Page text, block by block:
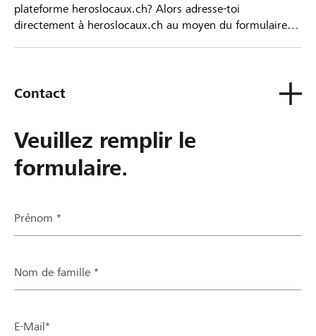
plateforme heroslocaux.ch? Alors adresse-toi
directement à heroslocaux.ch au moyen du formulaire
Contact
Veuillez remplir le
formulaire.
Prénom *
Nom de famille *
E-Mail*